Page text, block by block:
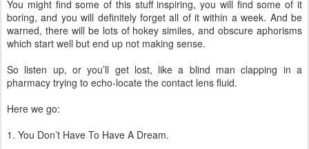
You might find some of this stuff inspiring, you will find some of it
boring, and you will definitely forget all of it within a week. And be
warned, there will be lots of hokey similes, and obscure aphorisms
which start well but end up not making sense.
So listen up, or you’ll get lost, like a blind man clapping in a
pharmacy trying to echo-locate the contact lens fluid.
Here we go:
1. You Don’t Have To Have A Dream.